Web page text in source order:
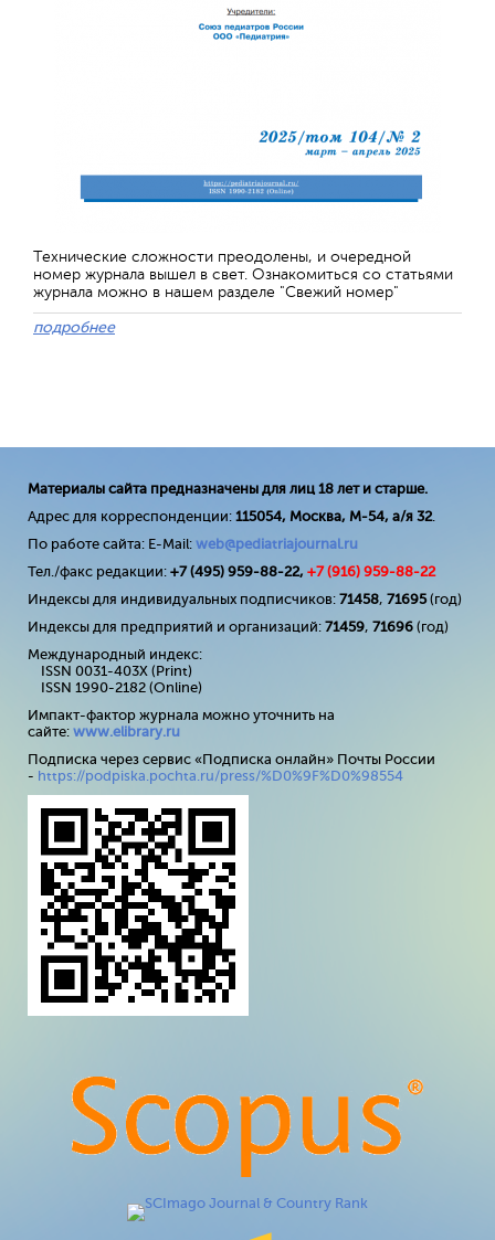
Технические сложности преодолены, и очередной
номер журнала вышел в свет. Ознакомиться со статьями
журнала можно в нашем разделе "Свежий номер"
подробнее
Материалы сайта предназначены для лиц 18 лет и старше.
Адрес для корреспонденции: 115054, Москва, М-54, а/я 32.
По работе сайта: E-Mail: web@pediatriajournal.ru
Тел./факс редакции: +7 (495) 959-88-22, +7 (916) 959-88-22
Индексы для индивидуальных подписчиков: 71458, 71695(год)
Индексы для предприятий и организаций: 71459, 71696 (год)
Международный индекс:
ISSN 0031-403X (Print)
ISSN 1990-2182 (Online)
Импакт-фактор журнала можно уточнить на
сайте: www.elibrary.ru
Подписка через сервис «Подписка онлайн» Почты России
- https://podpiska.pochta.ru/press/%D0%9F%D0%98554